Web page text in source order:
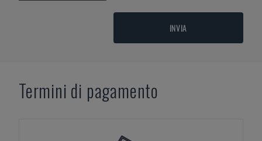
INVIA
Termini di pagamento